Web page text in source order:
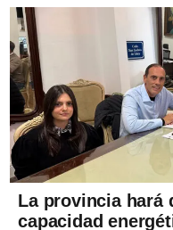
La provincia hará
capacidad